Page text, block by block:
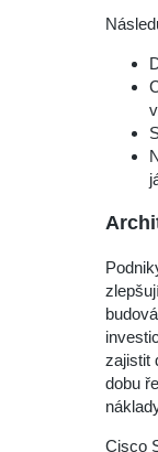
zajistit
dobu
Cisco